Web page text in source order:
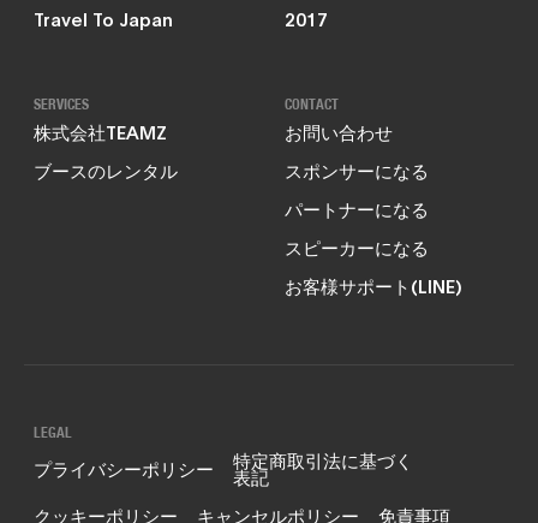
Travel To Japan
2017
SERVICES
株式会社TEAMZ
ブースのレンタル
CONTACT
お問い合わせ
スポンサーになる
パートナーになる
スピーカーになる
お客様サポート(LINE)
LEGAL
プライバシーポリシー 特定商取引法に基づく
表記
クッキーポリシー
キャンセルポリシー
免責事項